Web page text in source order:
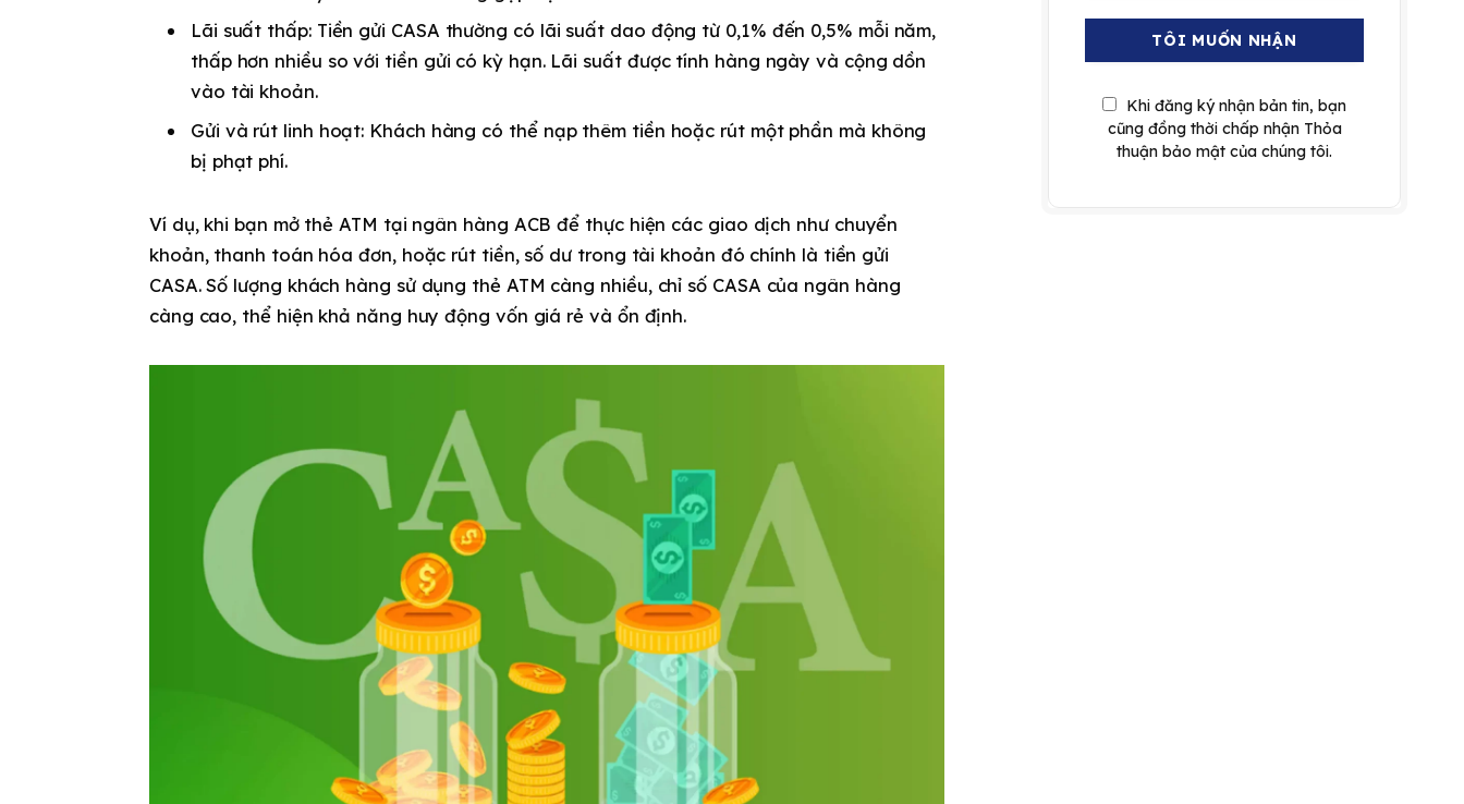
Lãi suất thấp: Tiền gửi CASA thường có lãi suất dao động từ 0,1% đến 0,5% mỗi năm,
thấp hơn nhiều so với tiền gửi có kỳ hạn. Lãi suất được tính hàng ngày và cộng dồn
vào tài khoản.
Gửi và rút linh hoạt: Khách hàng có thể nạp thêm tiền hoặc rút một phần mà không
bị phạt phí.
Ví dụ, khi bạn mở thẻ ATM tại ngân hàng ACB để thực hiện các giao dịch như chuyển
khoản, thanh toán hóa đơn, hoặc rút tiền, số dư trong tài khoản đó chính là tiền gửi
CASA. Số lượng khách hàng sử dụng thẻ ATM càng nhiều, chỉ số CASA của ngân hàng
càng cao, thể hiện khả năng huy động vốn giá rẻ và ổn định.
Khi đăng ký nhận bản tin, bạn
cũng đồng thời chấp nhận Thỏa
thuận bảo mật của chúng tôi.